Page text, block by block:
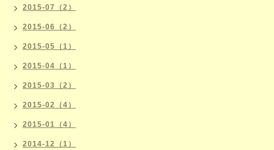
2015-07（2）
2015-06（2）
2015-05（1）
2015-04（1）
2015-03（2）
2015-02（4）
2015-01（4）
2014-12（1）